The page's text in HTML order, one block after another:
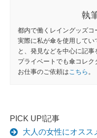
執
都内で働くレイングッズコ
実際に私が傘を使用してい
と、発見などを中心に記事
プライベートでも傘コレク
お仕事のご依頼は こちら 。
PICK UP!記事
大人の女性にオスス